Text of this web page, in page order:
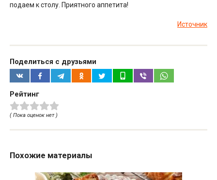
подаем к столу. Приятного аппетита!
Источник
Поделиться с друзьями
Рейтинг
( Пока оценок нет )
Похожие материалы